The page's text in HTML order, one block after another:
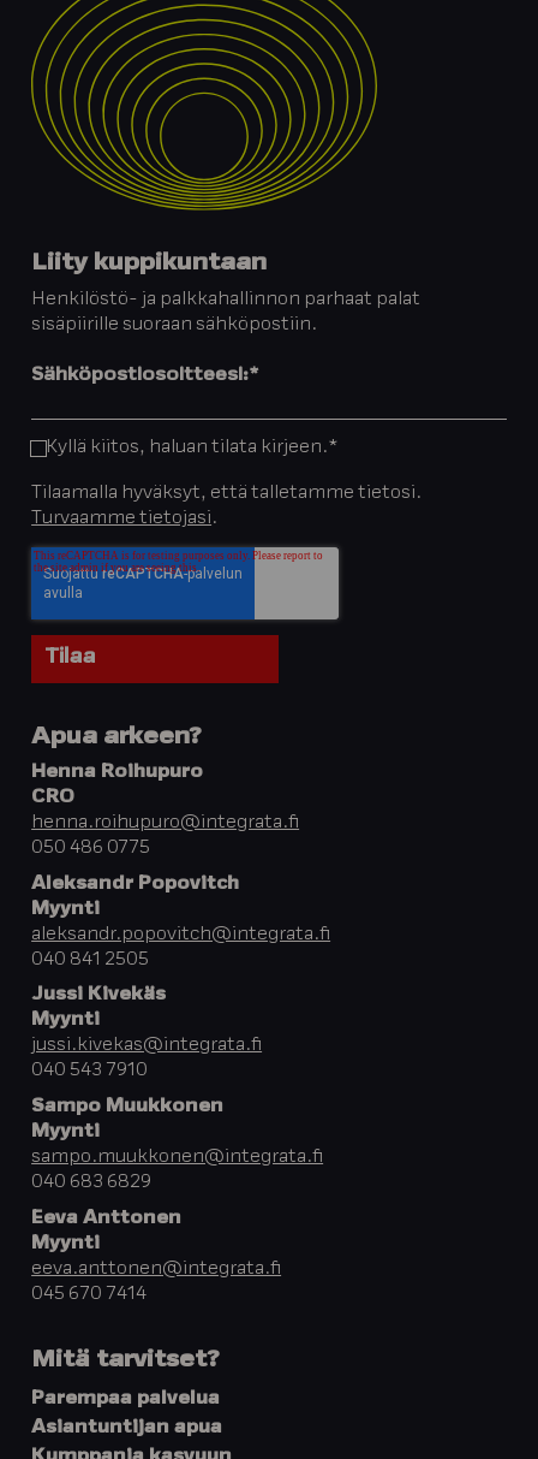
Liity kuppikuntaan
Henkilöstö- ja palkkahallinnon parhaat palat
sisäpiirille suoraan sähköpostiin.
Sähköpostiosoitteesi:*
Kyllä kiitos, haluan tilata kirjeen.*
Tilaamalla hyväksyt, että talletamme tietosi.
Turvaamme tietojasi .
Apua arkeen?
Henna Roihupuro
CRO
henna.roihupuro@integrata.fi
050 486 0775
Aleksandr Popovitch
Myynti
aleksandr.popovitch@integrata.fi
040 841 2505
Jussi Kivekäs
Myynti
jussi.kivekas@integrata.fi
040 543 7910
Sampo Muukkonen
Myynti
sampo.muukkonen@integrata.fi
040 683 6829
Eeva Anttonen
Myynti
eeva.anttonen@integrata.fi
045 670 7414
Mitä tarvitset?
Parempaa palvelua
Asiantuntijan apua